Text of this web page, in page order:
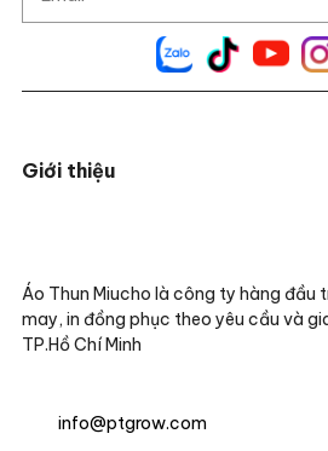
Giới thiệu
Áo Thun Miucho là công ty hàng đầu
may, in đồng phục theo yêu cầu và
TP.Hồ Chí Minh
info@ptgrow.com